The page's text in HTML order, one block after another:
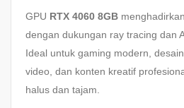
GPU RTX 4060 8GB
dengan dukungan ray tracing dan
Ideal untuk gaming modern,
video, dan konten kreatif
halus dan tajam.